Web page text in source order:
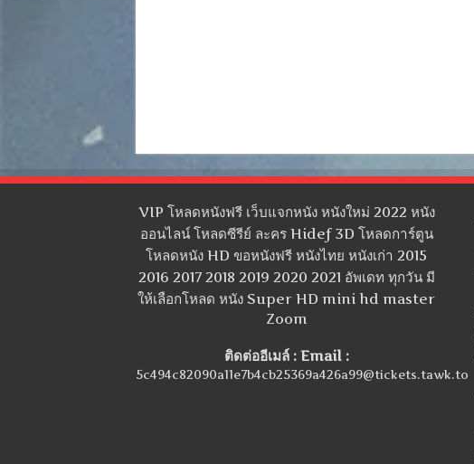
VIP โหลดหนังฟรี เว็บแจกหนัง หนังใหม่ 2022 หนัง
ออนไลน์ โหลดซีรีย์ ละคร Hidef 3D โหลดการ์ตูน
โหลดหนัง HD ขอหนังฟรี หนังไทย หนังเก่า 2015
2016 2017 2018 2019 2020 2021 อัพเดท ทุกวัน มี
ให้เลือกโหลด หนัง Super HD mini hd master
Zoom
ติดต่ออีเมล์ : Email :
5c494c82090a11e7b4cb25369a426a99@tickets.tawk.to